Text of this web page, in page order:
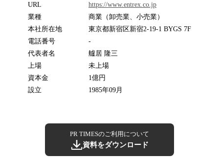
URL
https://www.entrex.co.jp
業種
商業（卸売業、小売業）
本社所在地
東京都新宿区新宿2-19-1 BYGS 7F
電話番号
-
代表者名
艫居 隆三
上場
未上場
資本金
1億円
設立
1985年09月
PR TIMESのご利用について
資料をダウンロード